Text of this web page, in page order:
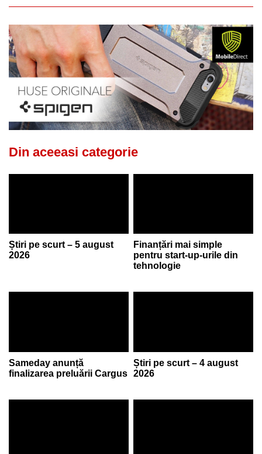
Din aceeasi categorie
Știri pe scurt – 5 august
2026
Finanțări mai simple
pentru start-up-urile din
tehnologie
Sameday anunță
finalizarea preluării Cargus
Știri pe scurt – 4 august
2026